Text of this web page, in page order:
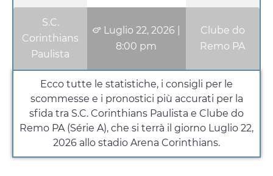
S.C.
Corinthians
Paulista
Luglio 22, 2026
8:00 pm
Clube do
Remo PA
Ecco tutte le statistiche, i consigli per le
scommesse e i pronostici più accurati per la
sfida tra S.C. Corinthians Paulista e Clube do
Remo PA (Série A), che si terrà il giorno Luglio 22,
2026 allo stadio Arena Corinthians.